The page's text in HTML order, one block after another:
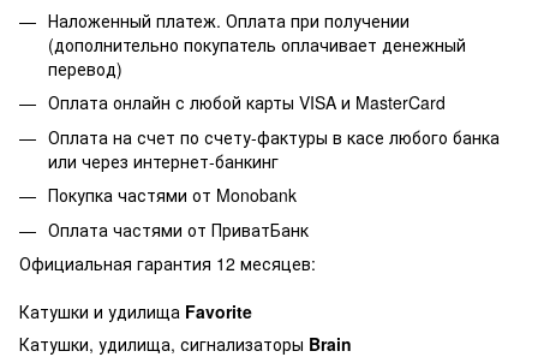
Наложенный платеж. Оплата при получении
(дополнительно покупатель оплачивает денежный
перевод)
Оплата онлайн с любой карты VISA и MasterCard
Оплата на счет по счету-фактуры в касе любого банка
или через интернет-банкинг
Покупка частями от Monobank
Оплата частями от ПриватБанк
Официальная гарантия 12 месяцев:
Катушки и удилища Favorite
Катушки, удилища, сигнализаторы Brain